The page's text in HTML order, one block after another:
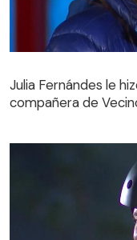
compañera de
Julia Fernándes le
compañera de